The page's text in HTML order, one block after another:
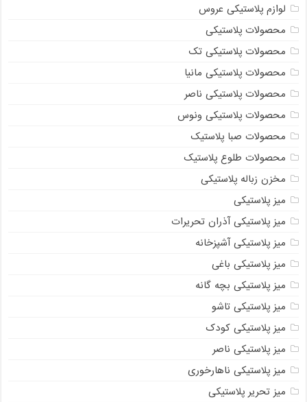
لوازم پلاستیکی عروس
محصولات پلاستیکی
محصولات پلاستیکی تک
محصولات پلاستیکی مانیا
محصولات پلاستیکی ناصر
محصولات پلاستیکی ونوس
محصولات صبا پلاستیک
محصولات طلوع پلاستیک
مخزن زباله پلاستیکی
میز پلاستیکی
میز پلاستیکی آذران تحریرات
میز پلاستیکی آشپزخانه
میز پلاستیکی باغی
میز پلاستیکی بچه گانه
میز پلاستیکی تاشو
میز پلاستیکی کودک
میز پلاستیکی ناصر
میز پلاستیکی ناهارخوری
میز تحریر پلاستیکی